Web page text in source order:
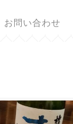
お問い合わせ